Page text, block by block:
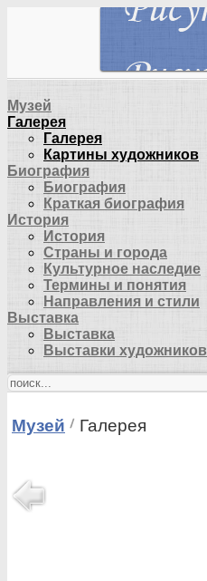
Музей
Галерея
Галерея
Картины художников
Биография
Биография
Краткая биография
История
История
Страны и города
Культурное наследие
Термины и понятия
Направления и стили
Выставка
Выставка
Выставки художников
Музей Галерея